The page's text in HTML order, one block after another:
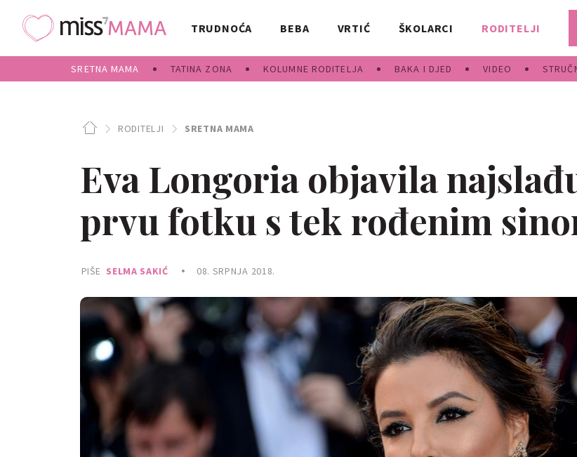
TRUDNOĆA BEBA VRTIĆ ŠKOLARCI RODITELJI
SRETNA MAMA TATINA ZONA KOLUMNE RODITELJA BAKA I DJED VIDEO
RODITELJI SRETNA MAMA
Eva Longoria objavila
prvu fotku s tek rođenim
PIŠE SELMA SAKIĆ 08. SRPNJA 2018.